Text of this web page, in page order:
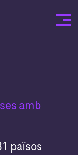
amb
països